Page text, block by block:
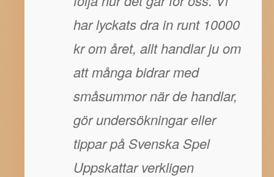
har lyckats dra in runt 10000
kr om året, allt handlar ju om
att många bidrar med
småsummor när de handlar,
gör undersökningar eller
tippar på Svenska Spel
Uppskattar verkligen